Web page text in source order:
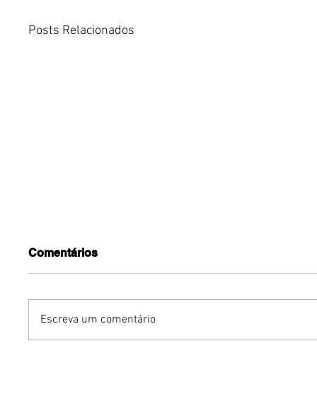
Posts Relacionados
Comentários
Escreva um comentário